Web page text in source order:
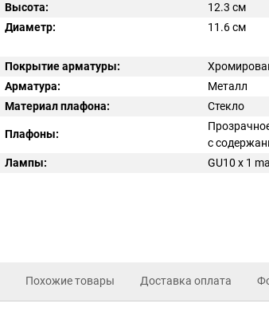
Высота:
12.3 см
Диаметр:
11.6 см
Покрытие арматуры:
Арматура:
Металл
Материал плафона:
Стекло
Плафоны:
с
Лампы:
GU10 x 1
Похожие товары Доставка оплата